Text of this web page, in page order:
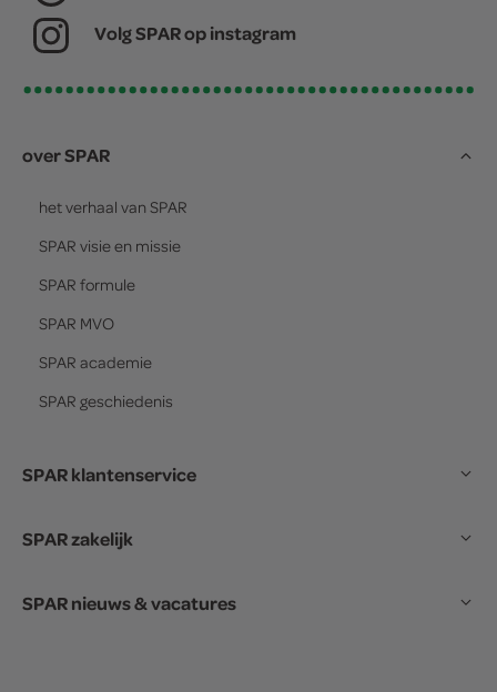
Volg SPAR op instagram
over SPAR
het verhaal van SPAR
SPAR visie en missie
SPAR formule
SPAR MVO
SPAR academie
SPAR geschiedenis
SPAR klantenservice
SPAR zakelijk
SPAR nieuws & vacatures